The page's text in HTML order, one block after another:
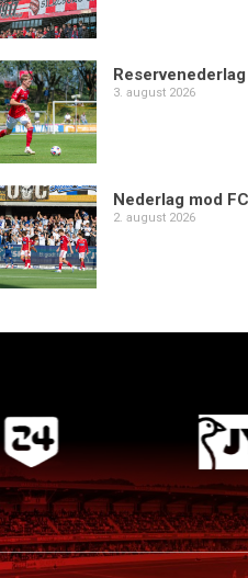
3. august 2026
Nederlag mod
2. august 2026